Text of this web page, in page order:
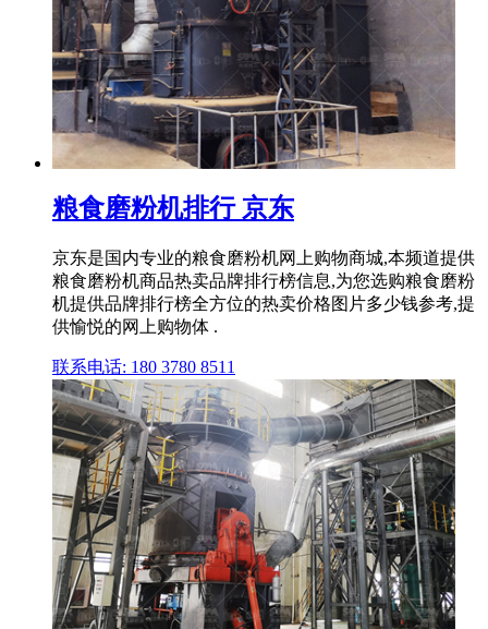
粮食磨粉机排行 京东
京东是国内专业的粮食磨粉机网上购物商城,本频道提供
粮食磨粉机商品热卖品牌排行榜信息,为您选购粮食磨粉
机提供品牌排行榜全方位的热卖价格图片多少钱参考,提
供愉悦的网上购物体 .
联系电话: 180 3780 8511